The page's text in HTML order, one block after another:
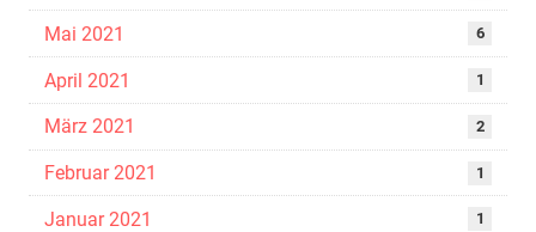
Mai 2021 6
April 2021 1
März 2021 2
Februar 2021 1
Januar 2021 1